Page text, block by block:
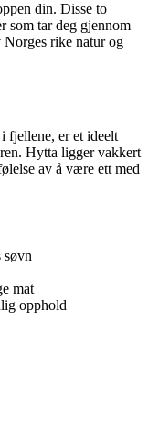
din. Disse to
som tar deg gjennom
Norges rike natur og
fjellene, er et ideelt
Hytta ligger vakkert
av å være ett med
søvn
mat
opphold